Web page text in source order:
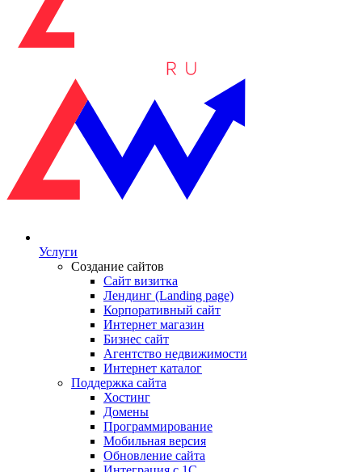
Услуги
Создание сайтов
Сайт визитка
Лендинг (Landing page)
Корпоративный сайт
Интернет магазин
Бизнес сайт
Агентство недвижимости
Интернет каталог
Поддержка сайта
Хостинг
Домены
Программирование
Мобильная версия
Обновление сайта